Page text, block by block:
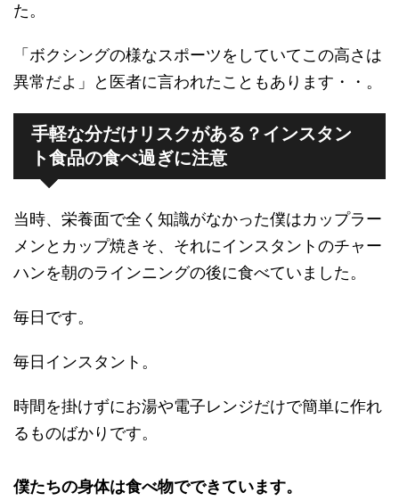
た。
「ボクシングの様なスポーツをしていてこの高さは
異常だよ」と医者に言われたこともあります・・。
手軽な分だけリスクがある？インスタン
ト食品の食べ過ぎに注意
当時、栄養面で全く知識がなかった僕はカップラー
メンとカップ焼きそ、それにインスタントのチャー
ハンを朝のラインニングの後に食べていました。
毎日です。
毎日インスタント。
時間を掛けずにお湯や電子レンジだけで簡単に作れ
るものばかりです。
僕たちの身体は食べ物でできています。